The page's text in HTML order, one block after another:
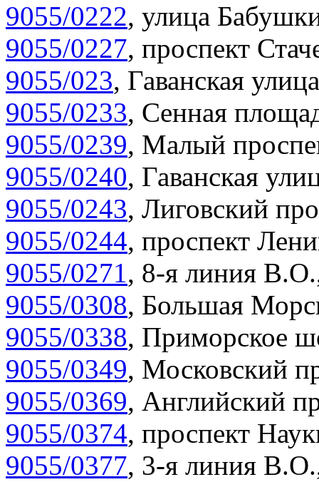
9055/0222, улица
9055/0227, проспект
9055/023, Гаванская
9055/0233, Сенная
9055/0239, Малый
9055/0240, Гаванская
9055/0243, Лиговский
9055/0244, проспект
9055/0271, 8-я линия
9055/0308, Большая
9055/0338, Приморское
9055/0349, Московский
9055/0369, Английский
9055/0374, проспект
9055/0377, 3-я линия